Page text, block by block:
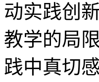
动实践创
教学的局
践中真切